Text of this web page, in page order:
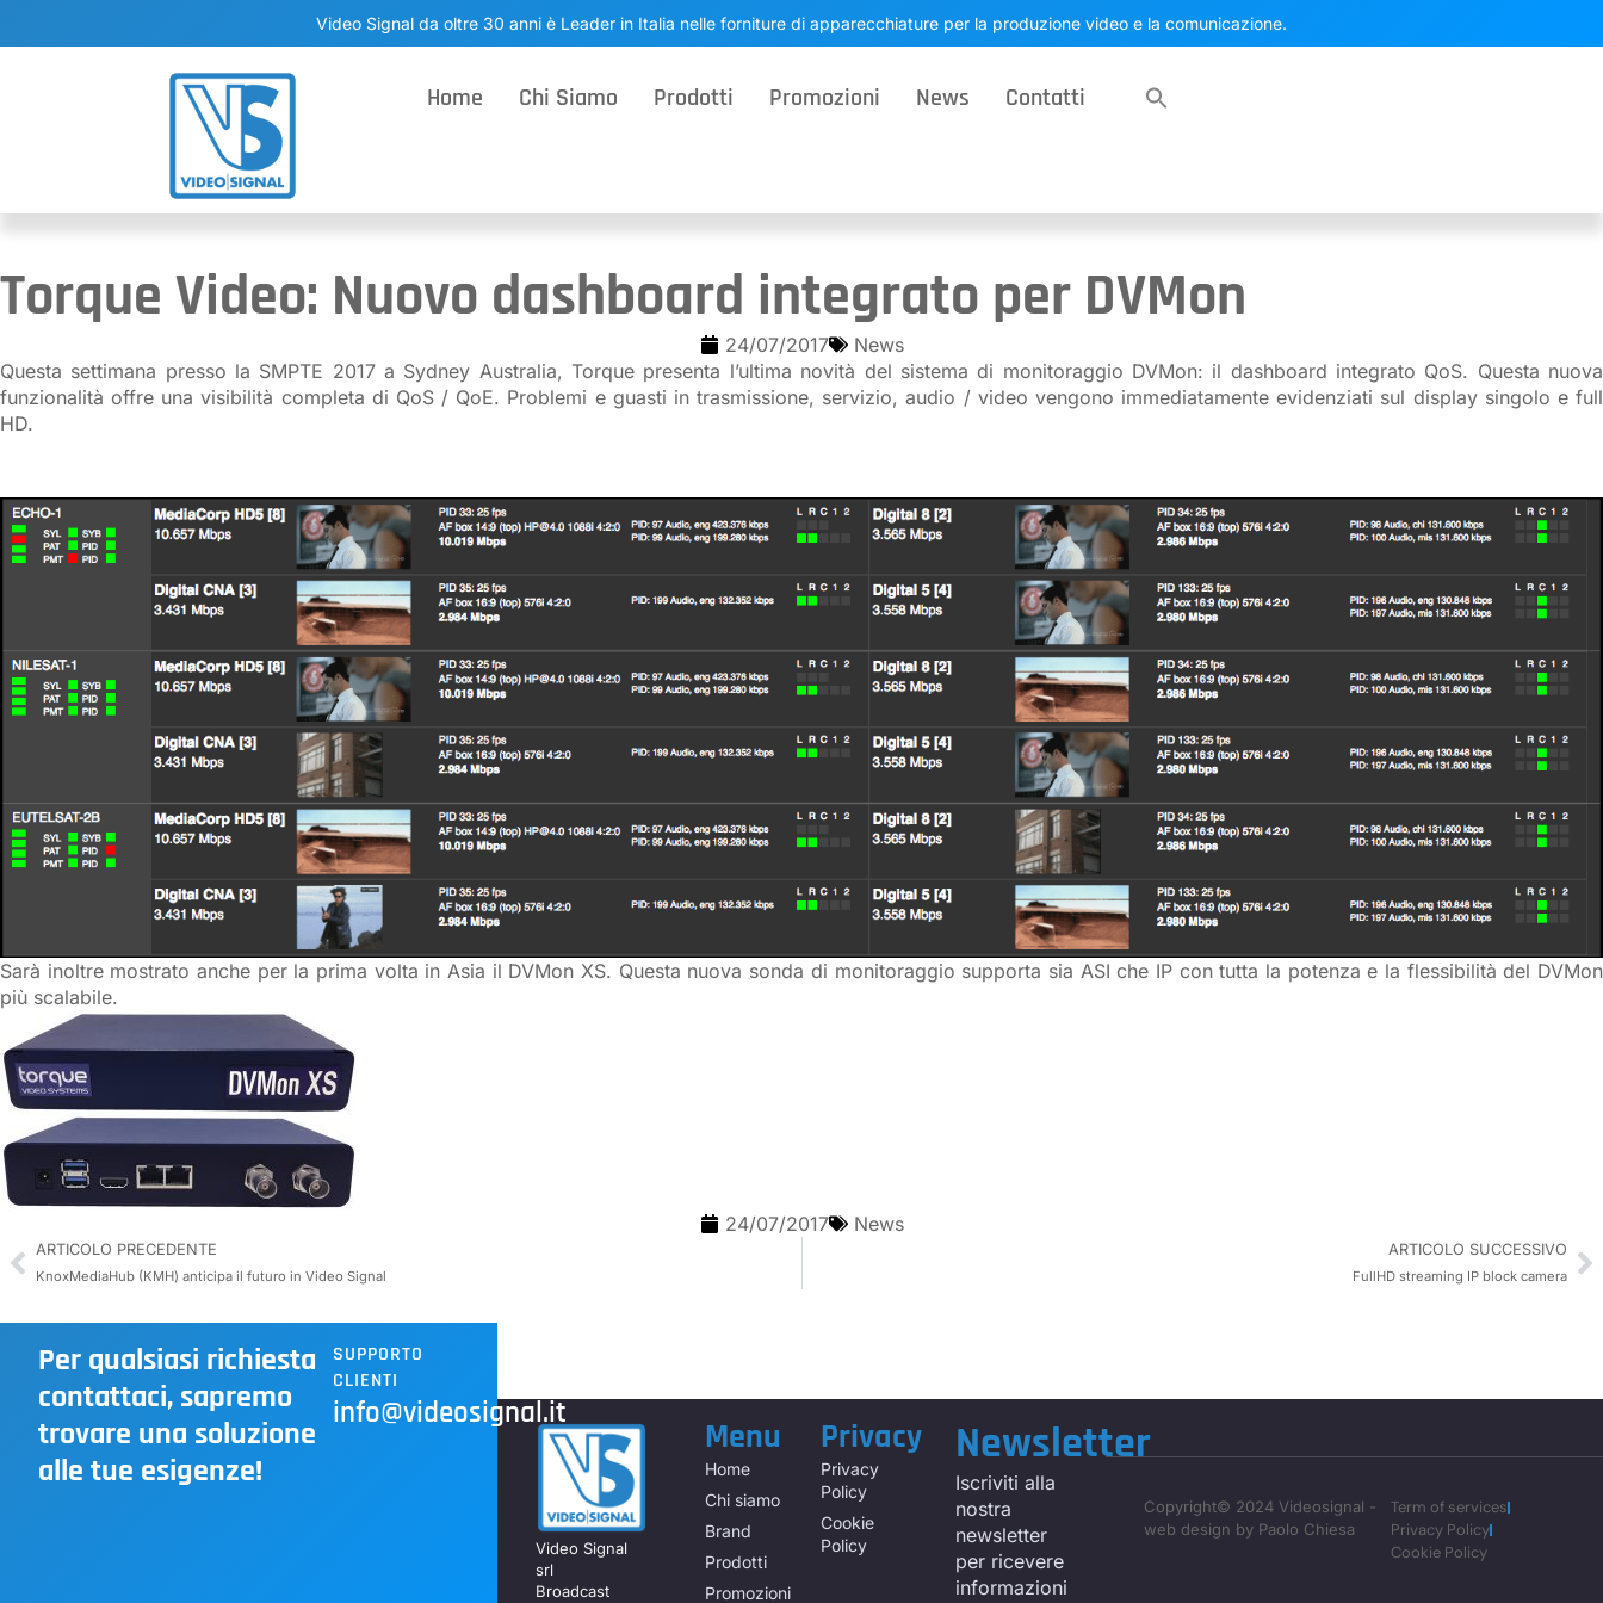
Video Signal da oltre 30 anni è Leader in Italia nelle forniture di apparecchiature per la produzione video e la comunicazione.
Home Chi Siamo Prodotti Promozioni News Contatti
Torque Video: Nuovo dashboard integrato per DVMon
24/07/2017
News
Questa settimana presso la SMPTE 2017 a Sydney Australia, Torque presenta l’ultima novità del sistema di monitoraggio DVMon: il dashboard integrato QoS. Questa nuova
funzionalità offre una visibilità completa di QoS / QoE. Problemi e guasti in trasmissione, servizio, audio / video vengono immediatamente evidenziati sul display singolo e full
HD.
Sarà inoltre mostrato anche per la prima volta in Asia il DVMon XS. Questa nuova sonda di monitoraggio supporta sia ASI che IP con tutta la potenza e la flessibilità del DVMon
più scalabile.
24/07/2017 News
ARTICOLO PRECEDENTE
KnoxMediaHub (KMH) anticipa il futuro in Video Signal
ARTICOLO SUCCESSIVO
FullHD streaming IP block camera
Per qualsiasi richiesta
contattaci, sapremo
trovare una soluzione
alle tue esigenze!
SUPPORTO
CLIENTI
info@videosignal.it
Video Signal
srl
Broadcast
Menu
Home
Chi siamo
Brand
Prodotti
Promozioni
Privacy
Privacy
Policy
Cookie
Policy
Newsletter
Iscriviti alla
nostra
newsletter
per ricevere
informazioni
Copyright© 2024 Videosignal -
web design by Paolo Chiesa
Term of services
Privacy Policy
Cookie Policy